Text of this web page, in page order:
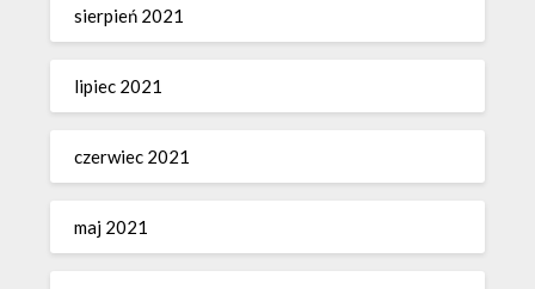
sierpień 2021
lipiec 2021
czerwiec 2021
maj 2021